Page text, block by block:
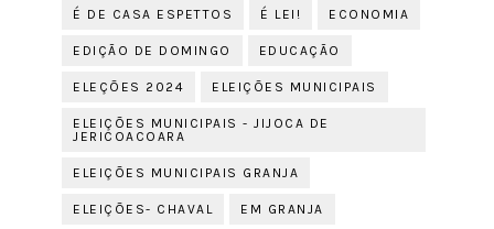
É DE CASA ESPETTOS É LEI! ECONOMIA
EDIÇÃO DE DOMINGO EDUCAÇÃO
ELEÇÕES 2024 ELEIÇÕES MUNICIPAIS
ELEIÇÕES MUNICIPAIS - JIJOCA DE
JERICOACOARA
ELEIÇÕES MUNICIPAIS GRANJA
ELEIÇÕES- CHAVAL EM GRANJA